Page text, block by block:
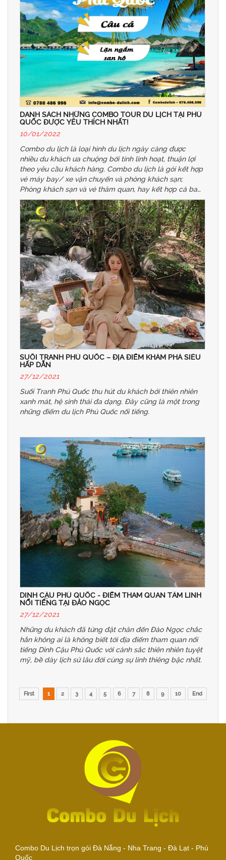
DANH SÁCH NHỮNG COMBO TOUR DU LỊCH TẠI PHÚ
QUỐC ĐƯỢC YÊU THÍCH NHẤT!
10/01/2022
Combo du lịch là loại hình du lịch ngày càng được
nhiều du khách ưa chuộng bởi tính linh hoạt, thuận lợi
theo yêu cầu khách hàng. Combo du lịch là gói kết hợp
vé máy bay/ xe vận chuyển và phòng khách sạn;
Phòng khách sạn và vé thăm quan, hay kết hợp cả ba
dịch vụ.
SUỐI TRANH PHÚ QUỐC – ĐỊA ĐIỂM KHÁM PHÁ SIÊU
HẤP DẪN
27/12/2021
Suối Tranh Phú Quốc thu hút du khách bởi thiên nhiên
xanh mát, hệ sinh thái đa dạng. Đây cũng là một trong
những điểm du lịch Phú Quốc nổi tiếng.
DINH CẬU PHÚ QUỐC - ĐIỂM THAM QUAN TÂM LINH
NỔI TIẾNG TẠI ĐẢO NGỌC
27/12/2021
Những du khách đã từng đặt chân đến Đảo Ngọc chắc
hẳn không ai là không biết tới địa điểm tham quan nổi
tiếng Dinh Cậu Phú Quốc với cảnh sắc thiên nhiên tuyệt
mỹ, bề dày lịch sử lâu đời cùng sự linh thiêng bậc nhất.
First 1 2 3 4 5 6 7 8 9 10 End
Combo Du Lịch trọn gói Đà Nẵng - Nha Trang - Đà Lạt - Phú
Quốc